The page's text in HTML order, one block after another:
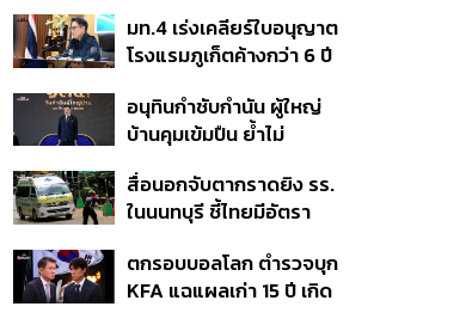
Well-Being ในทุกวัน
มท.4 เร่งเคลียร์ใบอนุญาต
โรงแรมภูเก็ตค้างกว่า 6 ปี
โมเดลแก้ทั้งประเทศ
อนุทินกำชับกำนัน ผู้ใหญ่
บ้านคุมเข้มปืน ย้ำไม่
หน้าที่พกปืนออกนอก
เคหสถาน หวั่นพฤติกรรม
เกิดเหตุ
สื่อนอกจับตากราดยิง รร.
ในนนทบุรี ชี้ไทยมีอัตรา
ต้นของภูมิภาค
ตกรอบบอลโลก ตำรวจบุก
KFA แฉแผลเก่า 15 ปี เกิด